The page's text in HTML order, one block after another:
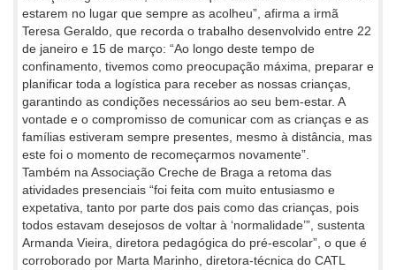
estarem no lugar que sempre as acolheu”, afirma a irmã
Teresa Geraldo, que recorda o trabalho desenvolvido entre 22
de janeiro e 15 de março: “Ao longo deste tempo de
confinamento, tivemos como preocupação máxima, preparar e
planificar toda a logística para receber as nossas crianças,
garantindo as condições necessários ao seu bem-estar. A
vontade e o compromisso de comunicar com as crianças e as
famílias estiveram sempre presentes, mesmo à distância, mas
este foi o momento de recomeçarmos novamente”.
Também na Associação Creche de Braga a retoma das
atividades presenciais “foi feita com muito entusiasmo e
expetativa, tanto por parte dos pais como das crianças, pois
todos estavam desejosos de voltar à ‘normalidade’”, sustenta
Armanda Vieira, diretora pedagógica do pré-escolar”, o que é
corroborado por Marta Marinho, diretora-técnica do CATL